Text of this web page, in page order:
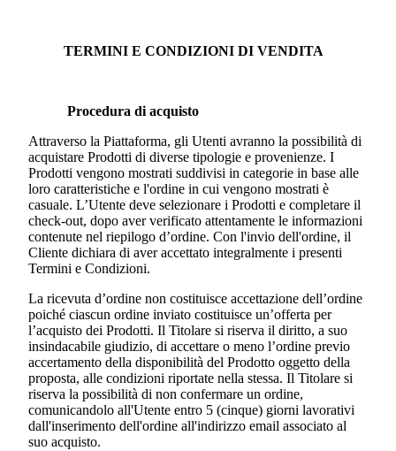
TERMINI E CONDIZIONI DI VENDITA
Procedura di acquisto
Attraverso la Piattaforma, gli Utenti avranno la possibilità di
acquistare Prodotti di diverse tipologie e provenienze. I
Prodotti vengono mostrati suddivisi in categorie in base alle
loro caratteristiche e l'ordine in cui vengono mostrati è
casuale. L’Utente deve selezionare i Prodotti e completare il
check-out, dopo aver verificato attentamente le informazioni
contenute nel riepilogo d’ordine. Con l'invio dell'ordine, il
Cliente dichiara di aver accettato integralmente i presenti
Termini e Condizioni.
La ricevuta d’ordine non costituisce accettazione dell’ordine
poiché ciascun ordine inviato costituisce un’offerta per
l’acquisto dei Prodotti. Il Titolare si riserva il diritto, a suo
insindacabile giudizio, di accettare o meno l’ordine previo
accertamento della disponibilità del Prodotto oggetto della
proposta, alle condizioni riportate nella stessa. Il Titolare si
riserva la possibilità di non confermare un ordine,
comunicandolo all'Utente entro 5 (cinque) giorni lavorativi
dall'inserimento dell'ordine all'indirizzo email associato al
suo acquisto.